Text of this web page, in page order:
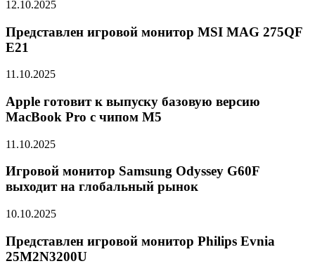
12.10.2025
Представлен игровой монитор MSI MAG 275QF
E21
11.10.2025
Apple готовит к выпуску базовую версию
MacBook Pro с чипом M5
11.10.2025
Игровой монитор Samsung Odyssey G60F
выходит на глобальный рынок
10.10.2025
Представлен игровой монитор Philips Evnia
25M2N3200U